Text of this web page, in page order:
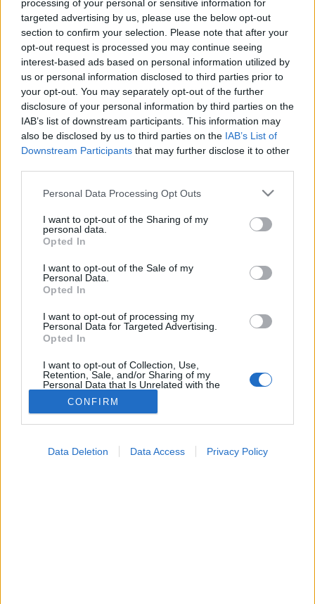
processing of your personal or sensitive information for
targeted advertising by us, please use the below opt-out
section to confirm your selection. Please note that after your
opt-out request is processed you may continue seeing
interest-based ads based on personal information utilized by
us or personal information disclosed to third parties prior to
your opt-out. You may separately opt-out of the further
disclosure of your personal information by third parties on the
IAB’s list of downstream participants. This information may
also be disclosed by us to third parties on the IAB’s List of
Downstream Participants that may further disclose it to other
Please note that this website/app uses one or more Google
not limited to your visit or usage behaviour. You may click to
grant or deny consent to Google and its third-party tags to
use your data for below specified purposes in below Google
consent section.
Personal Data Processing Opt Outs
I want to opt-out of the Sharing of my
personal data.
Opted In
I want to opt-out of the Sale of my
Personal Data.
Opted In
I want to opt-out of processing my
Personal Data for Targeted Advertising.
Opted In
I want to opt-out of Collection, Use,
Retention, Sale, and/or Sharing of my
Personal Data that Is Unrelated with the
Purposes for which it was collected.
Opted Out
CONFIRM
Data Deletion Data Access Privacy Policy
Videók
Kisállatok egészsége
#allergia#influenza#cukorbetegség
#orvosmeteorológia#vérnyomás#stroke#rákbetegség
#pajzsmirigy #reflux#ekcéma #herpesz
Regisztráció
Stádium